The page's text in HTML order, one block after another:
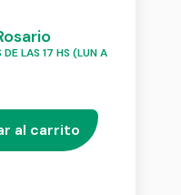
LAS 17 HS (LUN A
al carrito